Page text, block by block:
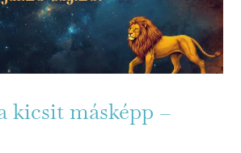
kicsit másképp –